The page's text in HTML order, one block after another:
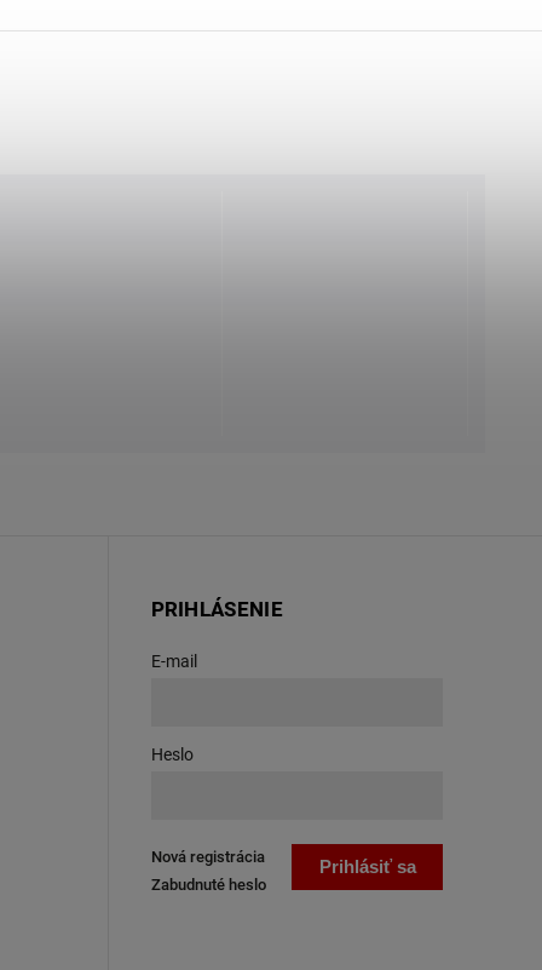
PRIHLÁSENIE
E-mail
Heslo
Prihlásiť sa
Nová registrácia
Zabudnuté heslo